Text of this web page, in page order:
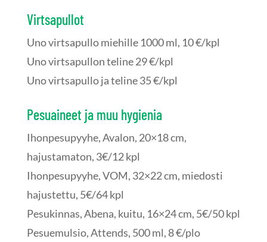
Virtsapullot
Uno virtsapullo miehille 1000 ml, 10 €/kpl
Uno virtsapullon teline 29 €/kpl
Uno virtsapullo ja teline 35 €/kpl
Pesuaineet ja muu hygienia
Ihonpesupyyhe, Avalon, 20×18 cm,
hajustamaton, 3€/12 kpl
Ihonpesupyyhe, VOM, 32×22 cm, miedosti
hajustettu, 5€/64 kpl
Pesukinnas, Abena, kuitu, 16×24 cm, 5€/50 kpl
Pesuemulsio, Attends, 500 ml, 8 €/plo